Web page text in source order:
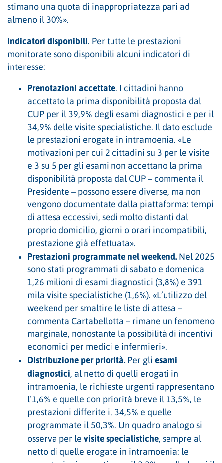
stimano una quota di inappropriatezza pari ad
almeno il 30%».
Indicatori disponibili. Per tutte le prestazioni
monitorate sono disponibili alcuni indicatori di
interesse:
Prenotazioni accettate. I cittadini hanno
accettato la prima disponibilità proposta dal
CUP per il 39,9% degli esami diagnostici e per il
34,9% delle visite specialistiche. Il dato esclude
le prestazioni erogate in intramoenia. «Le
motivazioni per cui 2 cittadini su 3 per le visite
e 3 su 5 per gli esami non accettano la prima
disponibilità proposta dal CUP – commenta il
Presidente – possono essere diverse, ma non
vengono documentate dalla piattaforma: tempi
di attesa eccessivi, sedi molto distanti dal
proprio domicilio, giorni o orari incompatibili,
prestazione già effettuata».
Prestazioni programmate nel weekend. Nel 2025
sono stati programmati di sabato e domenica
1,26 milioni di esami diagnostici (3,8%) e 391
mila visite specialistiche (1,6%). «L’utilizzo del
weekend per smaltire le liste di attesa –
commenta Cartabellotta – rimane un fenomeno
marginale, nonostante la possibilità di incentivi
economici per medici e infermieri».
Distribuzione per priorità. Per gli esami
diagnostici, al netto di quelli erogati in
intramoenia, le richieste urgenti rappresentano
l’1,6% e quelle con priorità breve il 13,5%, le
prestazioni differite il 34,5% e quelle
programmate il 50,3%. Un quadro analogo si
osserva per le visite specialistiche, sempre al
netto di quelle erogate in intramoenia: le